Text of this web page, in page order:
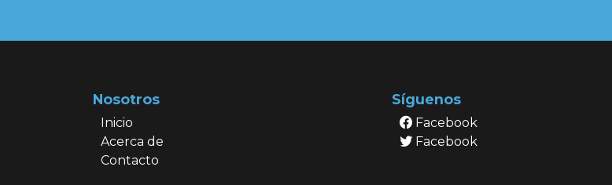
Nosotros
Inicio
Acerca de
Contacto
Síguenos
Facebook
Facebook